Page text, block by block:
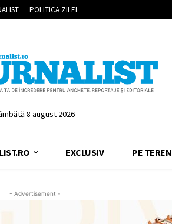
POLITICA ZILEI
8 august 2026
EXCLUSIV PE TEREN
- Advertisement -